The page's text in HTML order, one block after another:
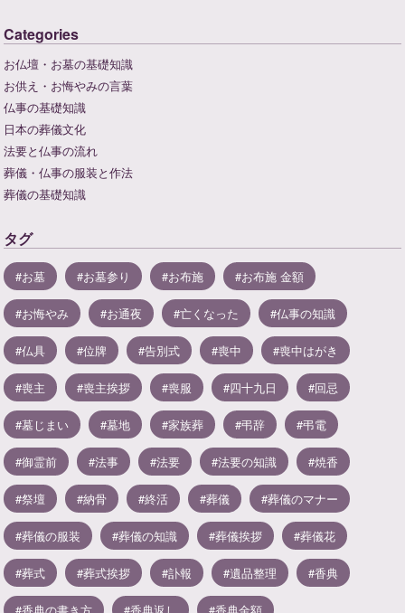
Categories
お仏壇・お墓の基礎知識
お供え・お悔やみの言葉
仏事の基礎知識
日本の葬儀文化
法要と仏事の流れ
葬儀・仏事の服装と作法
葬儀の基礎知識
タグ
お墓 お墓参り お布施 お布施 金額
お悔やみ お通夜 亡くなった 仏事の知識
仏具 位牌 告別式 喪中 喪中はがき
喪主 喪主挨拶 喪服 四十九日 回忌
墓じまい 墓地 家族葬 弔辞 弔電
御霊前 法事 法要 法要の知識 焼香
祭壇 納骨 終活 葬儀 葬儀のマナー
葬儀の服装 葬儀の知識 葬儀挨拶 葬儀花
葬式 葬式挨拶 訃報 遺品整理 香典